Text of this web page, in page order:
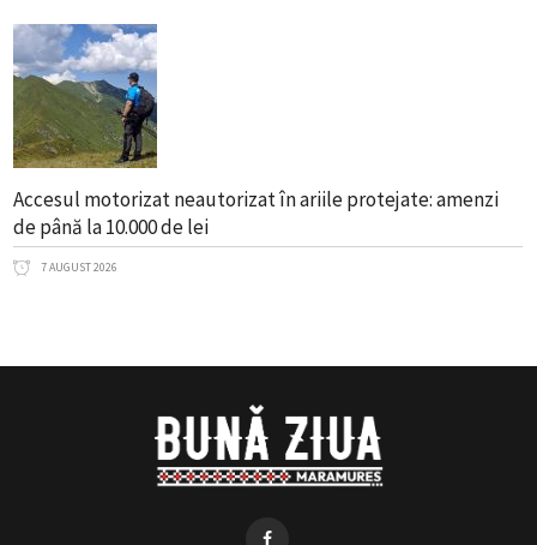
Accesul motorizat neautorizat în ariile protejate: amenzi
de până la 10.000 de lei
7 AUGUST 2026